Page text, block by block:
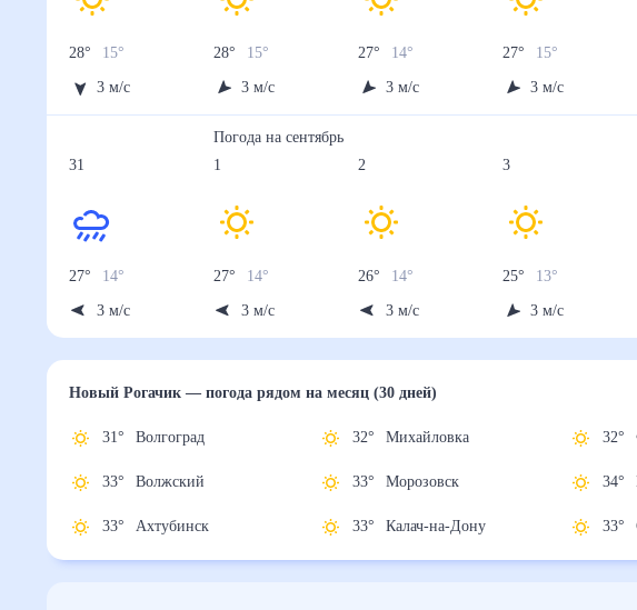
28° 15°
3 м/с
28° 15°
3 м/с
27° 14°
3 м/с
27° 15°
3 м/с
31
27° 14°
3 м/с
Погода насентябрь
1
27° 14°
3 м/с
2
26° 14°
3 м/с
3
25° 13°
3 м/с
Новый Рогачик— погода рядомна месяц (30 дней)
31° Волгоград
33° Волжский
33° Ахтубинск
32° Михайловка
33° Морозовск
33° Калач-на-Дону
32°
34°
33°